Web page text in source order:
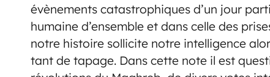
évènements catastrophiques d’un jour
humaine d’ensemble et dans celle des
notre histoire sollicite notre intelligence
tant de tapage. Dans cette note il est